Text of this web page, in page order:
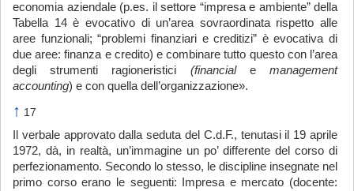
economia aziendale (p.es. il settore “impresa e ambiente” della
Tabella 14 è evocativo di un’area sovraordinata rispetto alle
aree funzionali; “problemi finanziari e creditizi” è evocativa di
due aree: finanza e credito) e combinare tutto questo con l’area
degli strumenti ragioneristici (financialemanagement
accounting) e con quella dell’organizzazione».
↑ 17
Il verbale approvato dalla seduta del C.d.F., tenutasi il 19 aprile
1972, dà, in realtà, un’immagine un po’ differente del corso di
perfezionamento. Secondo lo stesso, le discipline insegnate nel
primo corso erano le seguenti: Impresa e mercato (docente: